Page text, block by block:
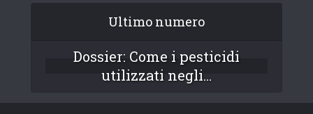
Ultimo numero
Dossier: Come i pesticidi
utilizzati negli...